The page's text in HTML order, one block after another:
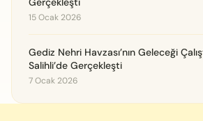
15 Ocak 2026
Gediz Nehri Havzası’nın Geleceği
Salihli’de Gerçekleşti
7 Ocak 2026